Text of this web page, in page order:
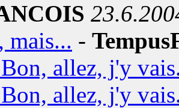
mais... -
allez, j'y
allez, j'y